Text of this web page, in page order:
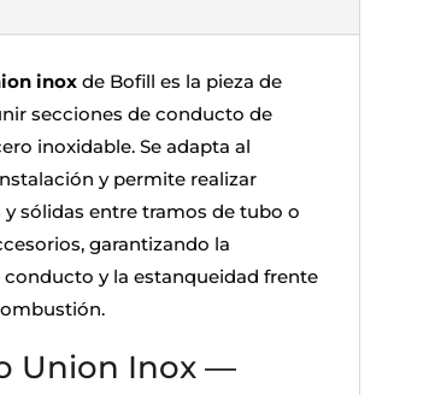
inoxde Bofill es la pieza de
secciones de conducto de
inoxidable. Se adapta al
y permite realizar
sólidas entre tramos de tubo o
garantizando la
y la estanqueidad frente
Union Inox —